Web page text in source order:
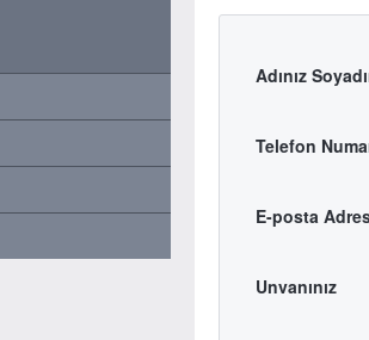
Adınız
Telefon
E-posta
Unvanınız